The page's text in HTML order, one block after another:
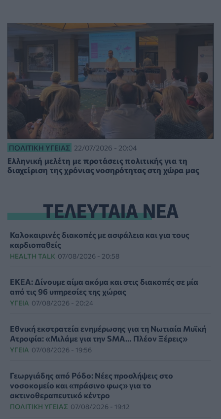
ΠΟΛΙΤΙΚΉ ΥΓΕΊΑΣ 22/07/2026 - 20:04
Ελληνική μελέτη με προτάσεις πολιτικής για τη
διαχείριση της χρόνιας νοσηρότητας στη χώρα μας
ΤΕΛΕΥΤΑΙΑ ΝΕΑ
Καλοκαιρινές διακοπές με ασφάλεια και για τους
καρδιοπαθείς
HEALTH TALK 07/08/2026 - 20:58
ΕΚΕΑ: Δίνουμε αίμα ακόμα και στις διακοπές σε μία
από τις 96 υπηρεσίες της χώρας
ΥΓΕΊΑ 07/08/2026 - 20:24
Εθνική εκστρατεία ενημέρωσης για τη Νωτιαία Μυϊκή
Ατροφία: «Μιλάμε για την SMA… Πλέον Ξέρεις»
ΥΓΕΊΑ 07/08/2026 - 19:56
Γεωργιάδης από Ρόδο: Νέες προσλήψεις στο
νοσοκομείο και «πράσινο φως» για το
ακτινοθεραπευτικό κέντρο
ΠΟΛΙΤΙΚΉ ΥΓΕΊΑΣ 07/08/2026 - 19:12